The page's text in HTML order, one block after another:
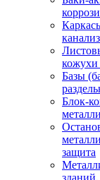
Базы
Блок-
защита